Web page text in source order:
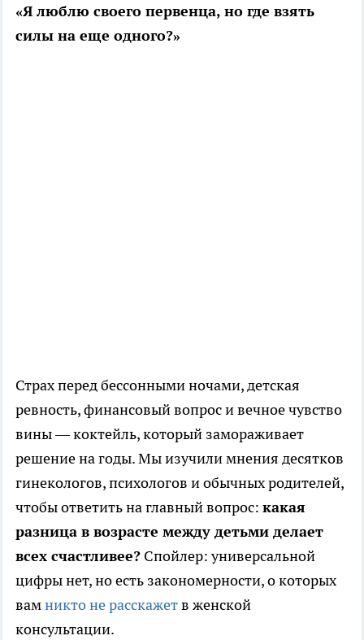
«Я люблю своего первенца, но где взять
силы на еще одного?»
Страх перед бессонными ночами, детская
ревность, финансовый вопрос и вечное чувство
вины — коктейль, который замораживает
решение на годы. Мы изучили мнения десятков
гинекологов, психологов и обычных родителей,
чтобы ответить на главный вопрос: какая
разница в возрасте между детьми делает
всех счастливее? Спойлер: универсальной
цифры нет, но есть закономерности, о которых
вамникто не расскажетв женской
консультации.